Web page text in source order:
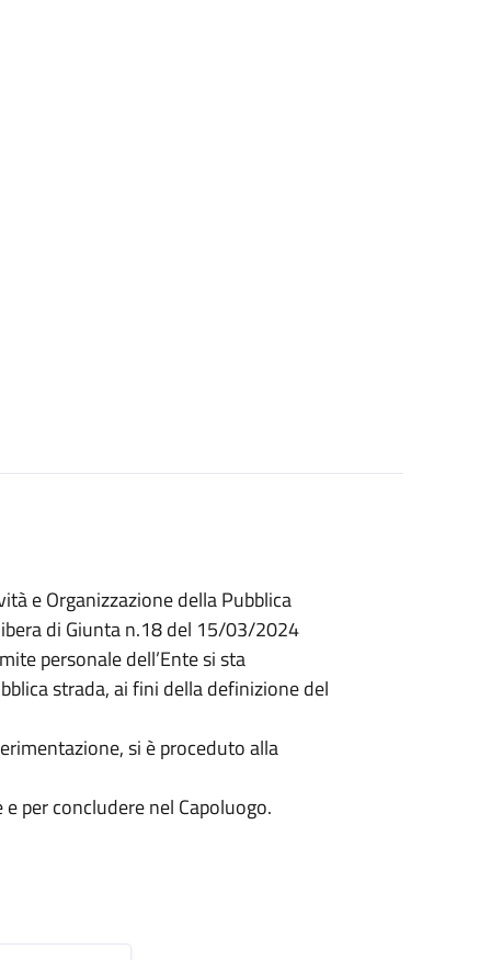
e Organizzazione della Pubblica
di Giunta n.18 del 15/03/2024
personale dell’Ente si sta
strada, ai fini della definizione del
si è proceduto alla
per concludere nel Capoluogo.